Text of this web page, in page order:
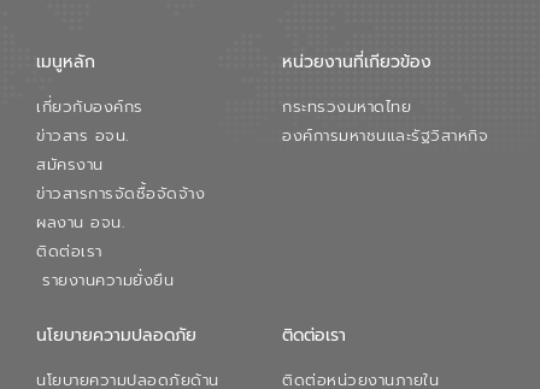
สมดุลทางเศรษฐกิจและสิ่งแวดล้อมได้อย่าง
ภาคเอกชนในครั้งนี้ นับเป็นก้าวสำคัญของ
องค์การจัดการน้ำเสีย (อจน.) ในการร่วมวาง
เมนูหลัก
เกี่ยวกับองค์กร
ข่าวสาร อจน.
สมัครงาน
ข่าวสารการจัดซื้อจัดจ้าง
ผลงาน อจน.
ติดต่อเรา
รายงานความยั่งยืน
หน่วยงานที่เกียวข้อง
กระทรวงมหาดไทย
องค์การมหาชนและรัฐวิสาหกิจ
นโยบายความปลอดภัย
นโยบายความปลอดภัยด้าน
ติดต่อเรา
ติดต่อหน่วยงานภายใน